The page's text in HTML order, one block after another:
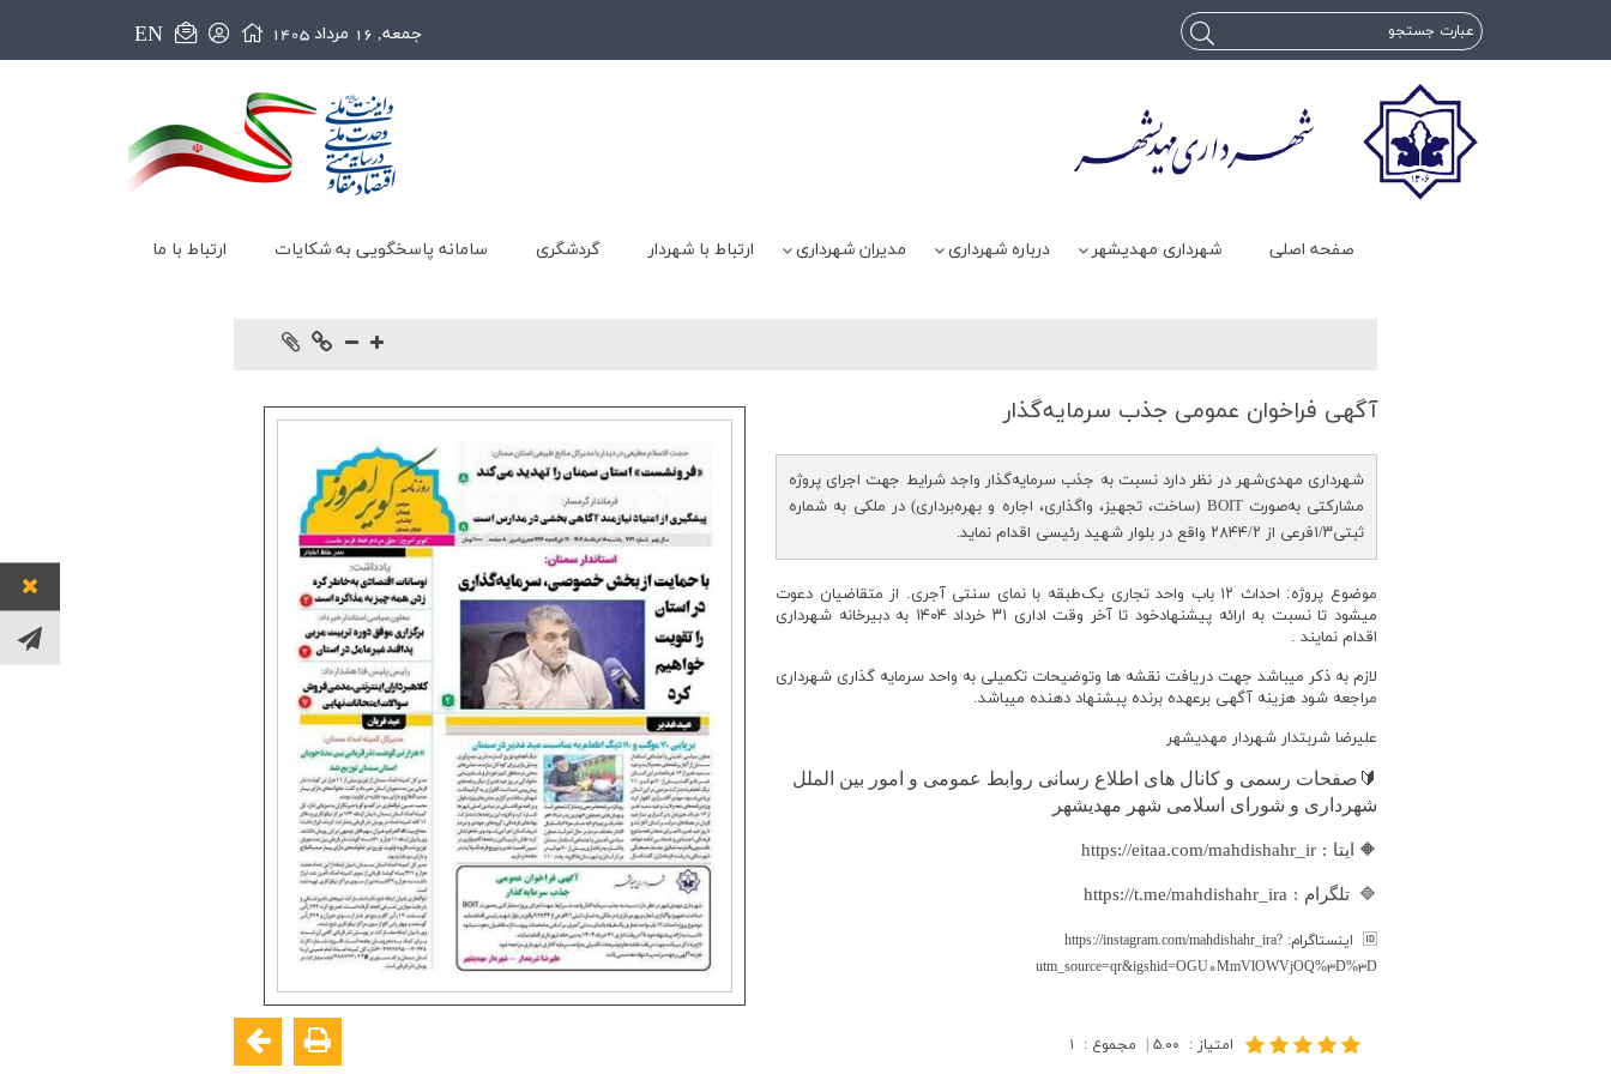
جمعه, 16 مرداد 1405 EN
صفحه اصلی شهرداری مهدیشهر درباره شهرداری مدیران شهرداری ارتباط با شهردار گردشگری سامانه پاسخگویی به شکایات ارتباط با ما
آگهی فراخوان عمومی جذب سرمایه‌گذار
شهرداری مهدی‌شهر در نظر دارد نسبت به جذب سرمایه‌گذار واجد شرایط جهت اجرای پروژه
مشارکتی به‌صورت BOIT (ساخت، تجهیز، واگذاری، اجاره و بهره‌برداری) در ملکی به شماره
ثبتي١/٣فرعي از ۲۸۴۴/۲ واقع در بلوار شهید رئیسی اقدام نماید.
موضوع پروژه: احداث ۱۲ باب واحد تجاری یک‌طبقه با نمای سنتی آجری. از متقاضیان دعوت
میشود تا نسبت به ارائه پیشنهادخود تا آخر وقت اداری ۳۱ خرداد ۱۴۰۴ به دبیرخانه شهرداری
اقدام نمایند .
لازم به ذکر میباشد جهت دریافت نقشه ها وتوضیحات تکمیلی به واحد سرمایه گذاری شهرداری
مراجعه شود هزینه آگهی برعهده برنده پبشنهاد دهنده میباشد.
علیرضا شربتدار شهردار مهدیشهر
🔰 صفحات رسمی و کانال های اطلاع رسانی روابط عمومی و امور بین الملل
شهرداری و شورای اسلامی شهر مهدیشهر
🔶 ایتا :
https://eitaa.com/mahdishahr_ir
🔷 تلگرام :
https://t.me/mahdishahr_ira
🆔 اینستاگرام: https://instagram.com/mahdishahr_ira?
utm_source=qr&igshid=OGU0MmVlOWVjOQ%3D%3D
امتیاز : ۵.۰۰ مجموع : ۱